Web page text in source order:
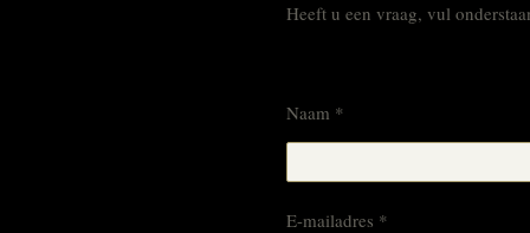
Heeft u een vraag, vul
Naam *
E-mailadres *